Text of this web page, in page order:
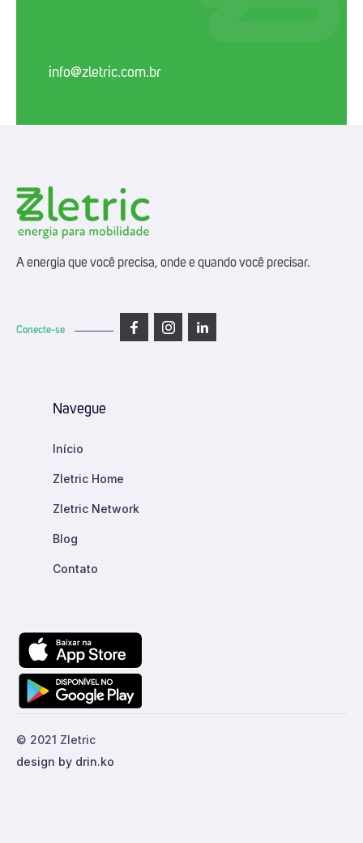
info@zletric.com.br
A energia que você precisa, onde e quando você precisar.
Conecte-se
Navegue
Início
Zletric Home
Zletric Network
Blog
Contato
© 2021 Zletric
design by drin.ko